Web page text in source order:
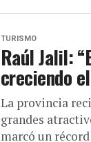
TURISMO
Raúl Jalil:
creciendo
La provincia
grandes
marcó un